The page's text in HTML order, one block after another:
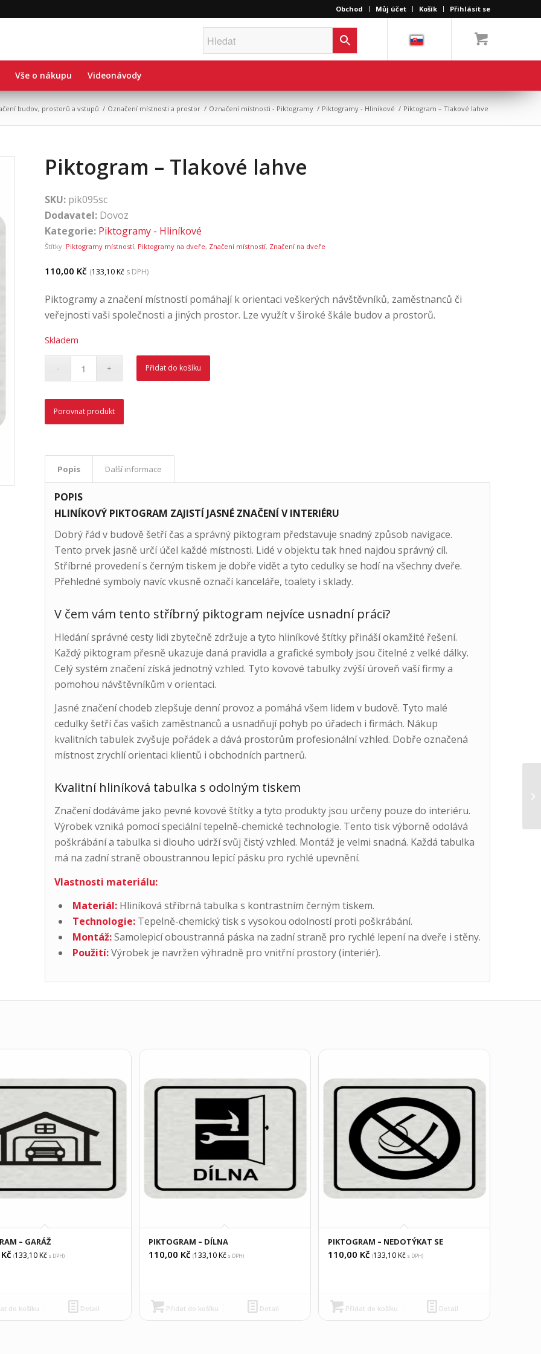
Obchod Můj účet Košík Přihlásit se
Vše o nákupu Videonávody
budov, prostorů a vstupů / Označení místnosti a prostor / Označení místnosti - Piktogramy / Piktogramy - Hliníkové / Piktogram – Tlakové lahve
Piktogram – Tlakové lahve
SKU: pik095sc
Dodavatel: Dovoz
Kategorie: Piktogramy - Hliníkové
Štítky: Piktogramy místností, Piktogramy na dveře, Značení místností, Značení na dveře
110,00 Kč (133,10Kčs DPH)
Piktogramy a značení místností pomáhají k orientaci veškerých návštěvníků, zaměstnanců či
veřejnosti vaši společnosti a jiných prostor. Lze využít v široké škále budov a prostorů.
Skladem
Přidat do košíku
Porovnat produkt
Popis Další informace
POPIS
HLINÍKOVÝ PIKTOGRAM ZAJISTÍ JASNÉ ZNAČENÍ V INTERIÉRU
Dobrý řád v budově šetří čas a správný piktogram představuje snadný způsob navigace.
Tento prvek jasně určí účel každé místnosti. Lidé v objektu tak hned najdou správný cíl.
Stříbrné provedení s černým tiskem je dobře vidět a tyto cedulky se hodí na všechny dveře.
Přehledné symboly navíc vkusně označí kanceláře, toalety i sklady.
V čem vám tento stříbrný piktogram nejvíce usnadní práci?
Hledání správné cesty lidi zbytečně zdržuje a tyto hliníkové štítky přináší okamžité řešení.
Každý piktogram přesně ukazuje daná pravidla a grafické symboly jsou čitelné z velké dálky.
Celý systém značení získá jednotný vzhled. Tyto kovové tabulky zvýší úroveň vaší firmy a
pomohou návštěvníkům v orientaci.
Jasné značení chodeb zlepšuje denní provoz a pomáhá všem lidem v budově. Tyto malé
cedulky šetří čas vašich zaměstnanců a usnadňují pohyb po úřadech i firmách. Nákup
kvalitních tabulek zvyšuje pořádek a dává prostorům profesionální vzhled. Dobře označená
místnost zrychlí orientaci klientů i obchodních partnerů.
Kvalitní hliníková tabulka s odolným tiskem
Značení dodáváme jako pevné kovové štítky a tyto produkty jsou určeny pouze do interiéru.
Výrobek vzniká pomocí speciální tepelně-chemické technologie. Tento tisk výborně odolává
poškrábání a tabulka si dlouho udrží svůj čistý vzhled. Montáž je velmi snadná. Každá tabulka
má na zadní straně oboustrannou lepicí pásku pro rychlé upevnění.
Vlastnosti materiálu:
Materiál:Hliníková stříbrná tabulka s kontrastním černým tiskem.
Technologie:Tepelně-chemický tisk s vysokou odolností proti poškrábání.
Montáž:Samolepicí oboustranná páska na zadní straně pro rychlé lepení na dveře i stěny.
Použití:Výrobek je navržen výhradně pro vnitřní prostory (interiér).
– GARÁŽ
Kč (133,10Kčs DPH)
do košíku Detail
PIKTOGRAM – DÍLNA
110,00 Kč (133,10Kčs DPH)
Přidat do košíku Detail
PIKTOGRAM – NEDOTÝKAT SE
110,00 Kč (133,10Kčs DPH)
Přidat do košíku Detail